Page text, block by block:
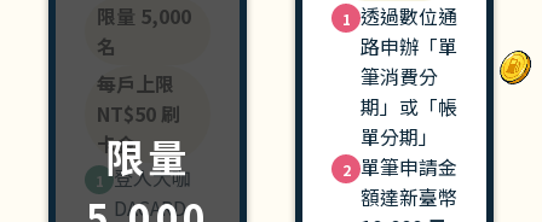
限量
限量 5,000
名
每戶上限
NT$50 刷
卡金
1 登入大咖
DACARD
1 透過數位通
路申辦「單
筆消費分
期」或「帳
單分期」
2 單筆申請金
額達新臺幣